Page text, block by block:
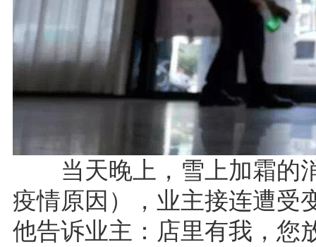
当天晚上，雪上加霜的消
疫情原因），业主接连遭受
他告诉业主：店里有我，您